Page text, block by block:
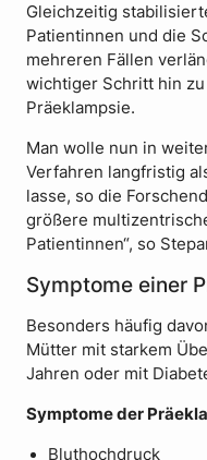
Gleichzeitig
Patientinnen und die
mehreren Fällen
wichtiger Schritt hin
Präeklampsie.
Man wolle nun in
Verfahren langfristig
lasse, so die
größere
Patientinnen“, so
Symptome einer
Besonders häufig
Mütter mit starkem
Jahren oder mit
Symptome der
Bluthochdruck